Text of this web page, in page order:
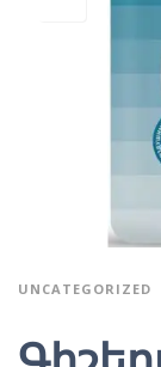
UNCATEGORIZED